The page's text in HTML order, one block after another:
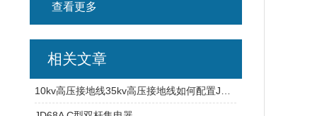
查看更多
相关文章